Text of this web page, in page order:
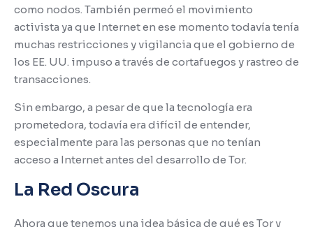
como nodos. También permeó el movimiento
activista ya que Internet en ese momento todavía tenía
muchas restricciones y vigilancia que el gobierno de
los EE. UU. impuso a través de cortafuegos y rastreo de
transacciones.
Sin embargo, a pesar de que la tecnología era
prometedora, todavía era difícil de entender,
especialmente para las personas que no tenían
acceso a Internet antes del desarrollo de Tor.
La Red Oscura
Ahora que tenemos una idea básica de qué es Tor y